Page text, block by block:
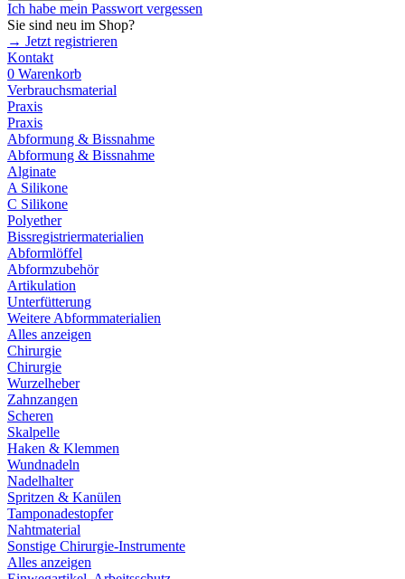
Ich habe mein Passwort vergessen
Sie sind neu im Shop?
→ Jetzt registrieren
Kontakt
0 Warenkorb
Verbrauchsmaterial
Praxis
Praxis
Abformung & Bissnahme
Abformung & Bissnahme
Alginate
A Silikone
C Silikone
Polyether
Bissregistriermaterialien
Abformlöffel
Abformzubehör
Artikulation
Unterfütterung
Weitere Abformmaterialien
Alles anzeigen
Chirurgie
Chirurgie
Wurzelheber
Zahnzangen
Scheren
Skalpelle
Haken & Klemmen
Wundnadeln
Nadelhalter
Spritzen & Kanülen
Tamponadestopfer
Nahtmaterial
Sonstige Chirurgie-Instrumente
Alles anzeigen